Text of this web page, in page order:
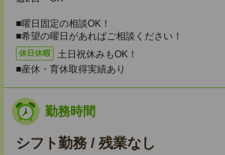
■曜日固定の相談OK！
■希望の曜日があればご相談ください！
休日休暇
土日祝休みもOK！
■産休・育休取得実績あり
勤務時間
シフト勤務 / 残業なし